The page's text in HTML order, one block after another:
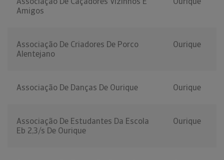
Amigos
Associação De Criadores De Porco
Alentejano
Ourique
Associação De Danças De Ourique Ourique
Associação De Estudantes Da Escola
Eb 2,3/s De Ourique
Ourique